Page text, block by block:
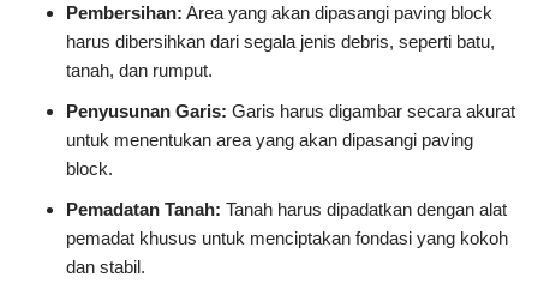
Pembersihan: Area yang akan dipasangi paving block
harus dibersihkan dari segala jenis debris, seperti batu,
tanah, dan rumput.
Penyusunan Garis: Garis harus digambar secara akurat
untuk menentukan area yang akan dipasangi paving
block.
Pemadatan Tanah: Tanah harus dipadatkan dengan alat
pemadat khusus untuk menciptakan fondasi yang kokoh
dan stabil.